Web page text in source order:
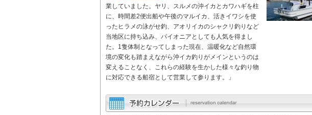
業していました。ヤリ、スルメの沖イカとカワハギを柱
に、時間差2便出船や午後のマルイカ、活きイワシを使
ったヒラメの泳がせ釣、アオリイカのシャクリ釣りなど
当地区に持ち込み、パイオニアとしても人気を得まし
た。1隻体制となってしまった現在、温暖化など自然環
境の変化も踏まえながら沖イカ釣りがメインというのは
変えることなく、これらの経験を生かした様々な釣り物
に対応できる船宿として営業して参ります。」